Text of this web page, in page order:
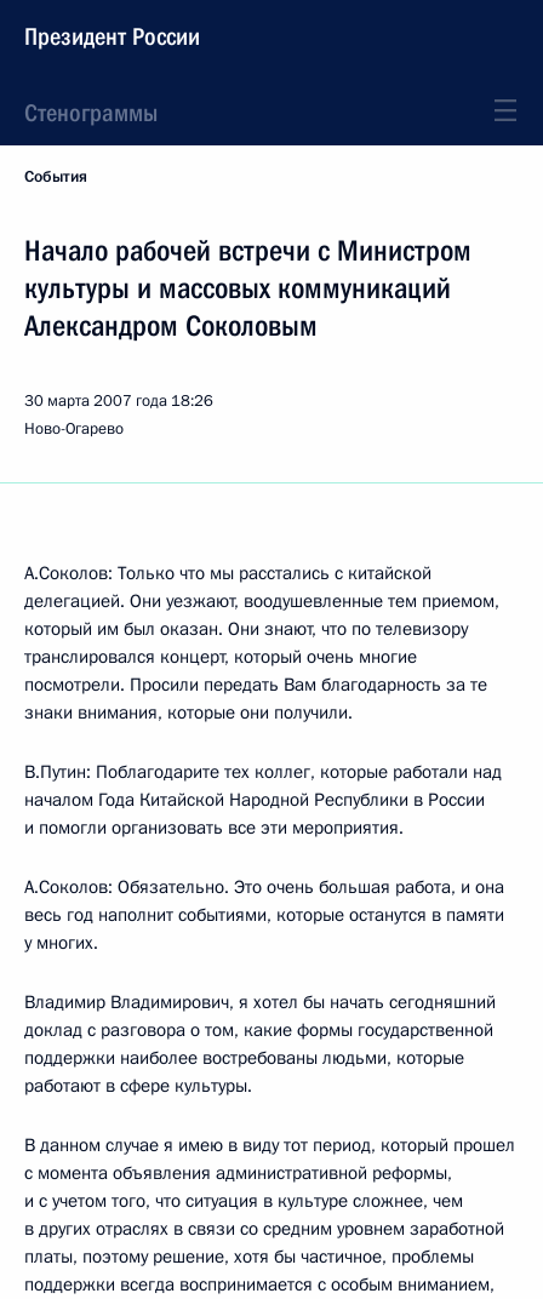
Президент России
Стенограммы
События
Начало рабочей встречи с Министром
культуры и массовых коммуникаций
Александром Соколовым
30 марта 2007 года 18:26
Ново-Огарево
А.Соколов: Только что мы расстались с китайской
делегацией. Они уезжают, воодушевленные тем приемом,
который им был оказан. Они знают, что по телевизору
транслировался концерт, который очень многие
посмотрели. Просили передать Вам благодарность за те
знаки внимания, которые они получили.
В.Путин: Поблагодарите тех коллег, которые работали над
началом Года Китайской Народной Республики в России
и помогли организовать все эти мероприятия.
А.Соколов: Обязательно. Это очень большая работа, и она
весь год наполнит событиями, которые останутся в памяти
у многих.
Владимир Владимирович, я хотел бы начать сегодняшний
доклад с разговора о том, какие формы государственной
поддержки наиболее востребованы людьми, которые
работают в сфере культуры.
В данном случае я имею в виду тот период, который прошел
с момента объявления административной реформы,
и с учетом того, что ситуация в культуре сложнее, чем
в других отраслях в связи со средним уровнем заработной
платы, поэтому решение, хотя бы частичное, проблемы
поддержки всегда воспринимается с особым вниманием,